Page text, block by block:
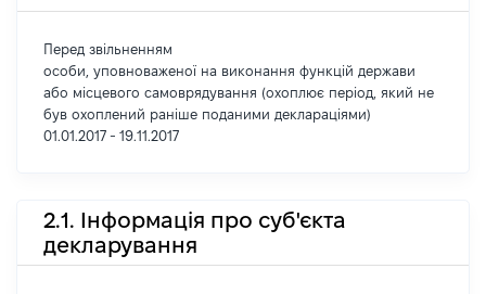
Перед звільненням
особи, уповноваженої на виконання функцій держави
або місцевого самоврядування (охоплює період, який не
був охоплений раніше поданими деклараціями)
01.01.2017 - 19.11.2017
2.1. Інформація про суб'єкта
декларування